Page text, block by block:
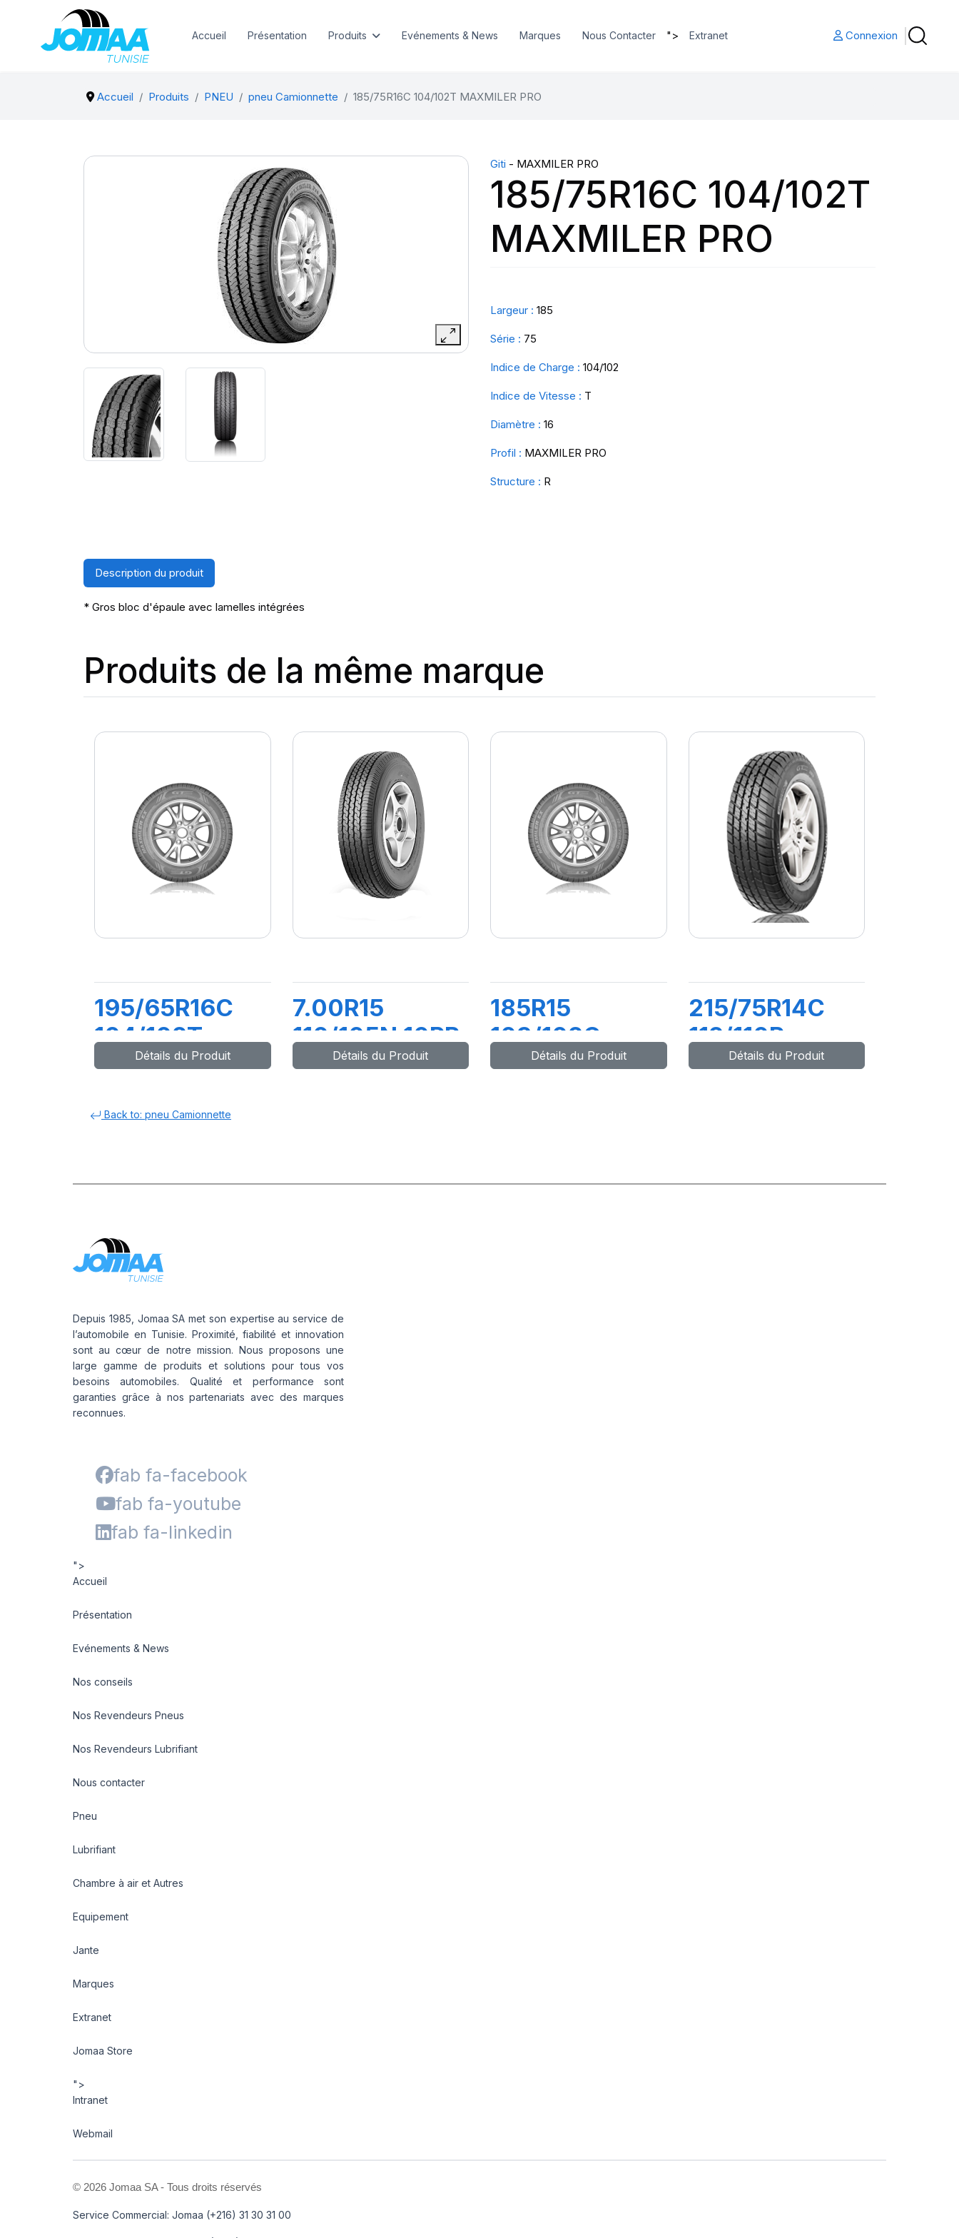
Accueil Présentation Produits Evénements & News Marques Nous Contacter "> Extranet Connexion
Accueil Produits PNEU pneu Camionnette 185/75R16C 104/102T MAXMILER PRO
Giti - MAXMILER PRO
185/75R16C 104/102T
MAXMILER PRO
Largeur : 185
Série : 75
Indice de Charge : 104/102
Indice de Vitesse : T
Diamètre : 16
Profil : MAXMILER PRO
Structure : R
Description du produit
* Gros bloc d'épaule avec lamelles intégrées
Produits de la même marque
195/65R16C
104/102T
MAXMILER EX
Détails du Produit
7.00R15
110/105N 10PR
SUPERDétails du Produit
185R15
103/102Q
MAXMILER-X
Détails du Produit
215/75R14C
112/110R
MAXWAY
Détails du Produit
Back to: pneu Camionnette
Depuis 1985, Jomaa SA met son expertise au service de
l’automobile en Tunisie. Proximité, fiabilité et innovation
sont au cœur de notre mission. Nous proposons une
large gamme de produits et solutions pour tous vos
besoins automobiles. Qualité et performance sont
garanties grâce à nos partenariats avec des marques
reconnues.
fab fa-facebook
fab fa-youtube
fab fa-linkedin
">
Accueil
Présentation
Evénements & News
Nos conseils
Nos Revendeurs Pneus
Nos Revendeurs Lubrifiant
Nous contacter
Pneu
Lubrifiant
Chambre à air et Autres
Equipement
Jante
Marques
Extranet
Jomaa Store
">
Intranet
Webmail
© 2026 Jomaa SA - Tous droits réservés
Service Commercial: Jomaa (+216) 31 30 31 00